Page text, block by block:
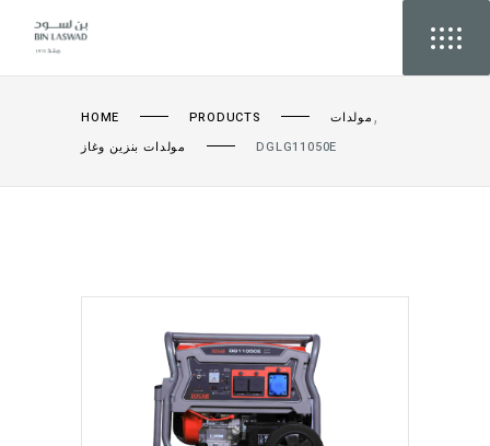
HOME PRODUCTS مولدات ,
مولدات بنزين وغاز DGLG11050E